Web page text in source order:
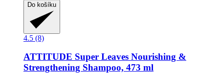
Do košíku
4.5 (8)
ATTITUDE Super Leaves Nourishing &
Strengthening Shampoo, 473 ml